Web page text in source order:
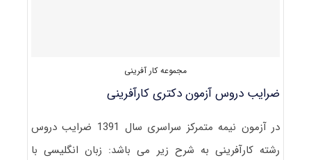
مجموعه کار آفرینی
ضرایب دروس آزمون دکتری کارآفرینی
در آزمون نیمه متمرکز سراسری سال 1391 ضرایب دروس
رشته کارآفرینی به شرح زیر می باشد: زبان انگلیسی با